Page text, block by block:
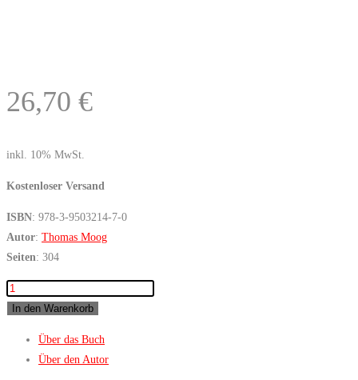
26,70 €
inkl. 10% MwSt.
Kostenloser Versand
ISBN: 978-3-9503214-7-0
Autor: Thomas Moog
Seiten: 304
Java
göttliche
In den Warenkorb
Über das Buch
Über den Autor